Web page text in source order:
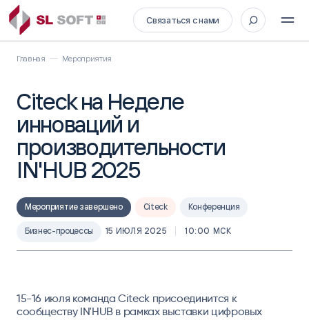
Связаться с нами
Главная Мероприятия
Citeck на Неделе
инноваций и
производительности
IN'HUB 2025
Мероприятие завершено Citeck Конференция
Бизнес-процессы 15 ИЮЛЯ 2025 10:00 МСК
15-16 июля команда Citeck присоединится к
сообществу IN'HUB в рамках выставки цифровых